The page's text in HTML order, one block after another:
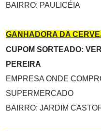
BAIRRO: PAULICÉIA
GANHADORA DA
CUPOM SORTEADO:
PEREIRA
EMPRESA ONDE
SUPERMERCADO
BAIRRO: JARDIM